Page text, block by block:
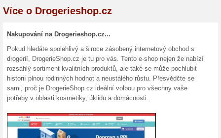
Aktuální slevy a
Výhodnější cena při
Drogerieshop.cz